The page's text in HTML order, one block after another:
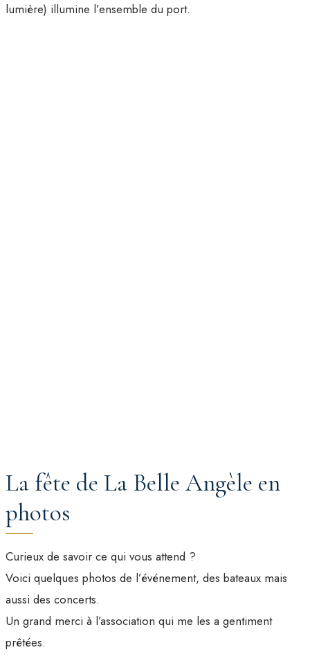
lumière) illumine l’ensemble du port.
La fête de La Belle Angèle en
photos
Curieux de savoir ce qui vous attend ?
Voici quelques photos de l’événement, des bateaux mais
aussi des concerts.
Un grand merci à l’association qui me les a gentiment
prêtées.